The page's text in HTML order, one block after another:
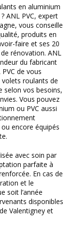
en aluminium
ANL PVC, expert
vous conseille
produits en
faire et ses 20
rénovation. ANL
du fabricant
de vous
roulants de
selon vos besoins,
Vous pouvez
ou PVC aussi
encore équipés
avec soin par
parfaite à
En cas de
et le
soit l’année
disponibles
Valentigney et